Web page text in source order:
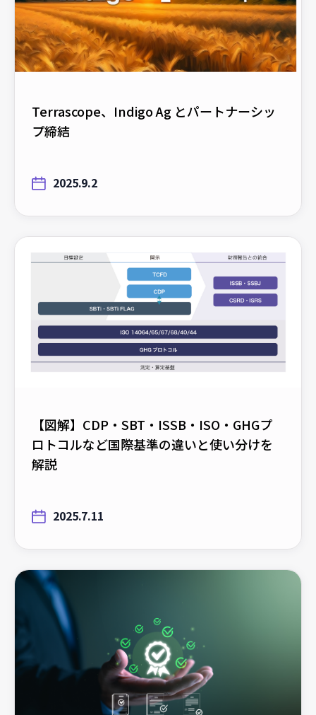
Terrascope、Indigo Ag とパートナーシッ
プ締結
2025.9.2
【図解】CDP・SBT・ISSB・ISO・GHGプ
ロトコルなど国際基準の違いと使い分けを
解説
2025.7.11